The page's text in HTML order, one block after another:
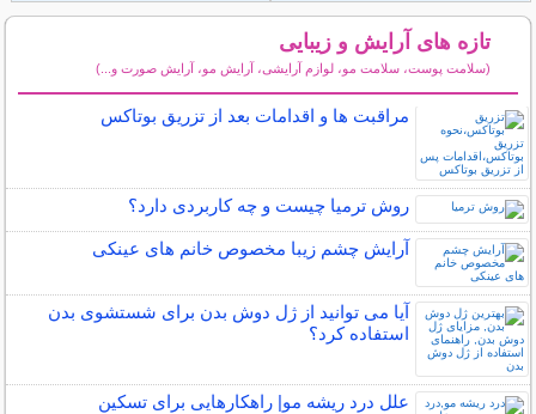
تازه های آرایش و زیبایی
(سلامت پوست، سلامت مو، لوازم آرایشی، آرایش مو، آرایش صورت و...)
مراقبت ها و اقدامات بعد از تزریق بوتاکس
روش ترمیا چیست و چه کاربردی دارد؟
آرایش چشم زیبا مخصوص خانم های عینکی
آیا می توانید از ژل دوش بدن برای شستشوی بدن
استفاده کرد؟
علل درد ریشه مو| راهکارهایی برای تسکین